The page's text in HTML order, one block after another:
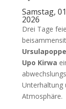
Samstag,
2026
Drei Tage
Upo Kirwa
Unterhaltung
Atmosphäre.